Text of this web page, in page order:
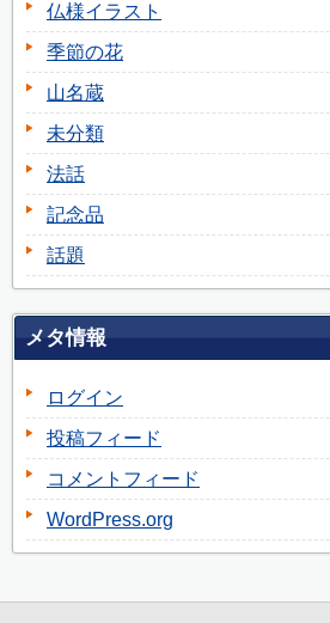
仏様イラスト
季節の花
山名蔵
未分類
法話
記念品
話題
メタ情報
ログイン
投稿フィード
コメントフィード
WordPress.org